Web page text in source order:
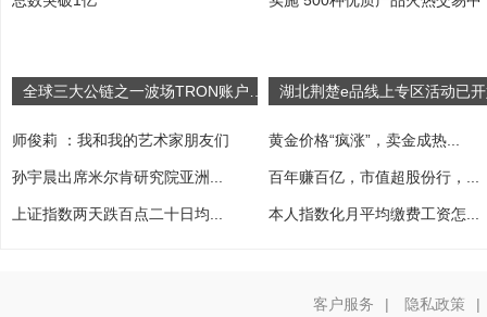
师俊莉 ：我和我的艺术家朋友们 黄金价格“疯涨”，卖金成热...
孙宇晨出席米尔肯研究院亚洲... 百年赚百亿，市值超股份行，...
上证指数两天跌百点二十日均... 本人指数化月平均缴费工资怎...
客户服务 | 隐私政策 |